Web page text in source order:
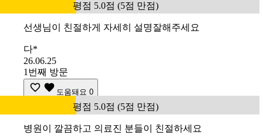
평점 5.0점 (5점 만점)
선생님이 친절하게 자세히 설명잘해주세요
다*
26.06.25
1번째 방문
도움돼요 0
평점 5.0점 (5점 만점)
병원이 깔끔하고 의료진 분들이 친절하세요